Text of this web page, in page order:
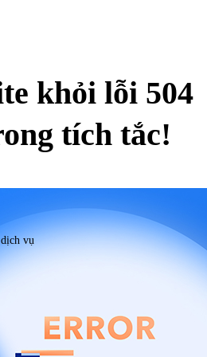
vụ
khỏi lỗi 504
tích tắc!